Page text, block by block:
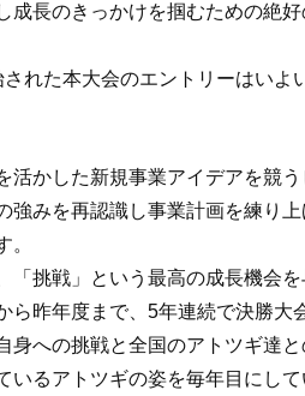
成長のきっかけを掴むための絶
れた本大会のエントリーはいよ
かした新規事業アイデアを競う
強みを再認識し事業計画を練り
。
挑戦」という最高の成長機会を
昨年度まで、5年連続で決勝大
身への挑戦と全国のアトツギ達
るアトツギの姿を毎年目にして